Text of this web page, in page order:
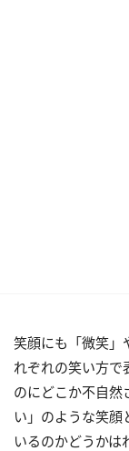
笑顔にも「微笑」
れぞれの笑い方で
のにどこか不自然
い」のような笑
いるのかどうかは